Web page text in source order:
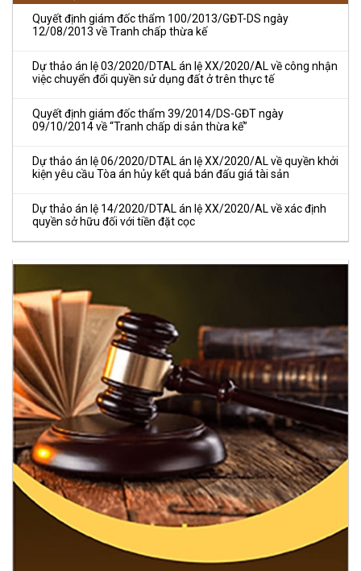
Quyết định giám đốc thẩm 100/2013/GĐT-DS ngày
12/08/2013 về Tranh chấp thừa kế
Dự thảo án lệ 03/2020/DTAL án lệ XX/2020/AL về công nhận
việc chuyển đổi quyền sử dụng đất ở trên thực tế
Quyết định giám đốc thẩm 39/2014/DS-GĐT ngày
09/10/2014 về “Tranh chấp di sản thừa kế”
Dự thảo án lệ 06/2020/DTAL án lệ XX/2020/AL về quyền khởi
kiện yêu cầu Tòa án hủy kết quả bán đấu giá tài sản
Dự thảo án lệ 14/2020/DTAL án lệ XX/2020/AL về xác định
quyền sở hữu đối với tiền đặt cọc